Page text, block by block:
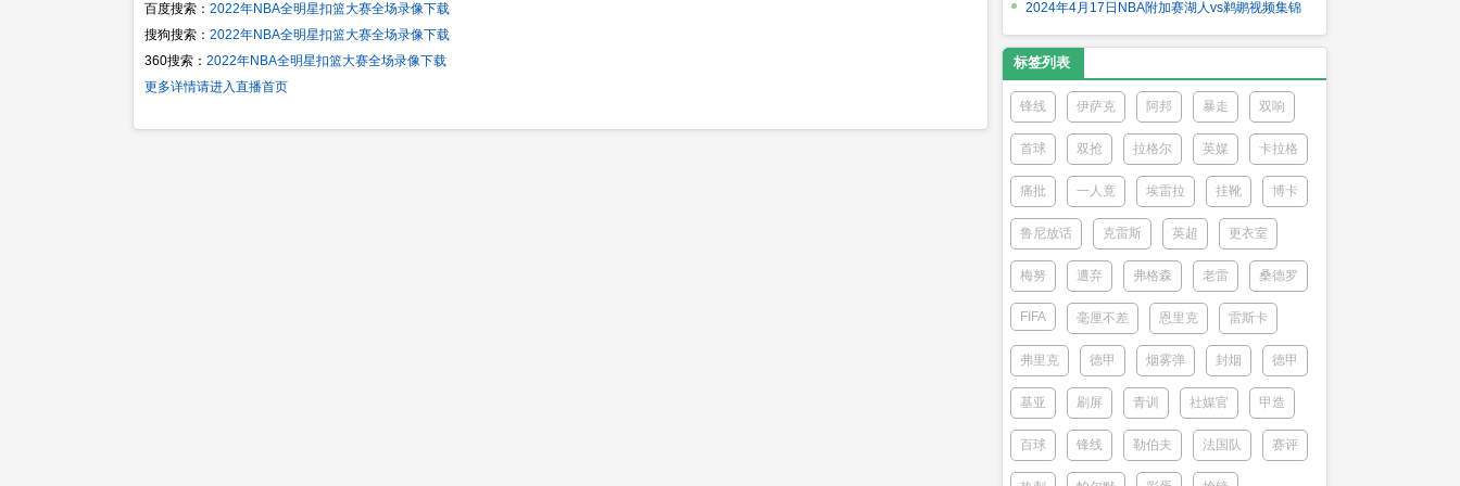
百度搜索： 2022年NBA全明星扣篮大赛全场录像下载
搜狗搜索： 2022年NBA全明星扣篮大赛全场录像下载
360搜索： 2022年NBA全明星扣篮大赛全场录像下载
更多详情请进入直播首页
2024年4月17日NBA附加赛湖人vs鹈鹕视频集锦
标签列表
锋线 伊萨克 阿邦 暴走 双响
首球 双抢 拉格尔 英媒 卡拉格
痛批 一人竟 埃雷拉 挂靴 博卡
鲁尼放话 克雷斯 英超 更衣室
梅努 遭弃 弗格森 老雷 桑德罗
FIFA 毫厘不差 恩里克 雷斯卡
弗里克 德甲 烟雾弹 封烟 德甲
基亚 刷屏 青训 社媒官 甲造
百球 锋线 勒伯夫 法国队 赛评